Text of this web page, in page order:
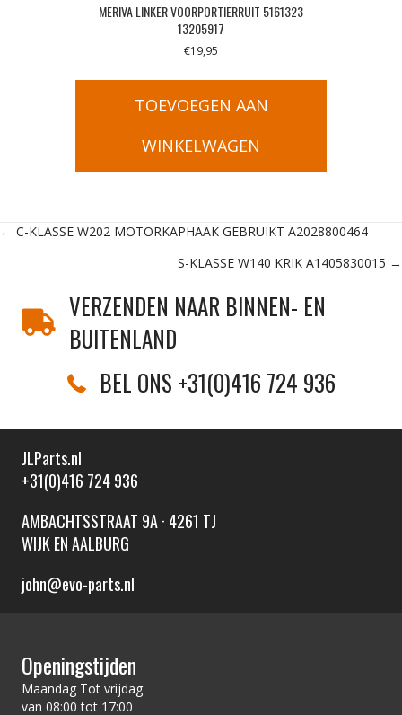
MERIVA LINKER VOORPORTIERRUIT 5161323
13205917
€19,95
TOEVOEGEN AAN
WINKELWAGEN
Posts
← C-KLASSE W202 MOTORKAPHAAK GEBRUIKT A2028800464
S-KLASSE W140 KRIK A1405830015 →
VERZENDEN NAAR BINNEN- EN
BUITENLAND
BEL ONS +31(0)416 724 936
JLParts.nl
+31(0)416 724 936
AMBACHTSSTRAAT 9A · 4261 TJ
WIJK EN AALBURG
john@evo-parts.nl
Openingstijden
Maandag Tot vrijdag
van 08:00 tot 17:00